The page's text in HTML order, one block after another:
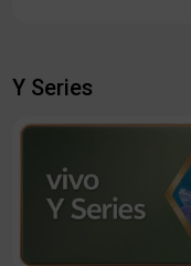
Y Series